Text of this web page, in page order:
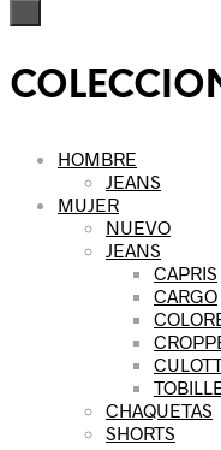
HOMBRE
JEANS
MUJER
NUEVO
JEANS
CAPRIS
CARGO
CHAQUETAS
SHORTS